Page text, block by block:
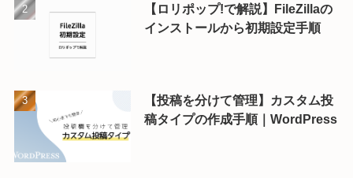
【ロリポップ!で解説】FileZillaの
インストールから初期設定手順
【投稿を分けて管理】カスタム投
稿タイプの作成手順｜WordPress